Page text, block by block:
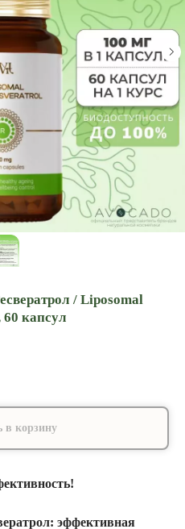
/ Liposomal
капсул
в корзину
эффективная